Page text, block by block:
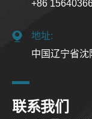
+86
地址:
中国辽宁省
联系我们